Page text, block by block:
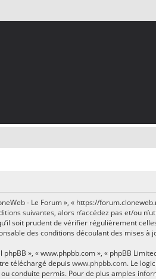
- Le Forum », « https://
suivantes, alors n’accédez pas et/ou
soit prudent de vérifier régulièrement
des conditions découlant des mises à
», « www.phpbb.com », « phpBB
téléchargé depuis www.phpbb.com. Le
conduite permis. Pour de plus amples